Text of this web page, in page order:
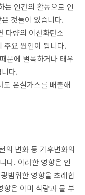
는 인간의 활동으로 인
것들이 있습니다.
다량의 이산화탄소
주요 원인이 됩니다.
문에 벌목하거나 태우
다.
온실가스를 배출해
의 변화 등 기후변화의
다. 이러한 영향은 인
범위한 영향을 초래합
은 이미 식량과 물 부